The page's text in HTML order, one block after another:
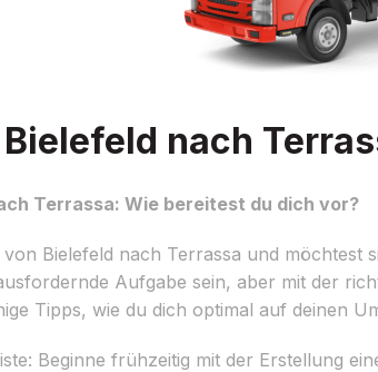
nach
Terrassa: Wie bereitest du dich vor?
Bielefeld nach Terrassa und
Aufgabe sein, aber mit der
Tipps, wie du dich optimal auf deinen
Beginne frühzeitig mit der Erstellung